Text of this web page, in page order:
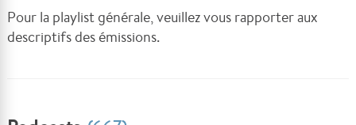
Pour la playlist générale, veuillez vous rapporter aux
descriptifs des émissions.